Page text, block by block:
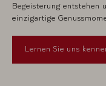
Begeisterung entstehen
einzigartige
Lernen Sie uns